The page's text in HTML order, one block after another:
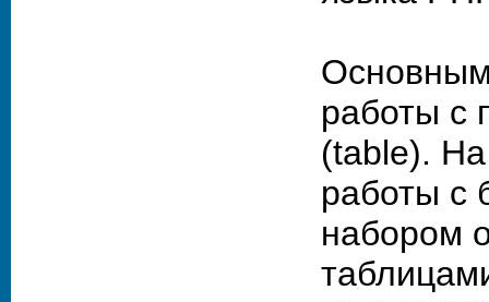
Основным
работы с
(table). На
работы с
набором